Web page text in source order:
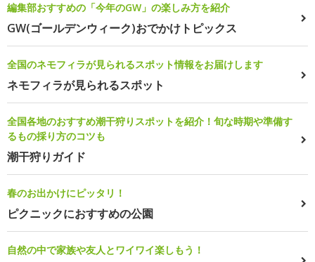
編集部おすすめの「今年のGW」の楽しみ方を紹介
GW(ゴールデンウィーク)おでかけトピックス
全国のネモフィラが見られるスポット情報をお届けします
ネモフィラが見られるスポット
全国各地のおすすめ潮干狩りスポットを紹介！旬な時期や準備す
るもの採り方のコツも
潮干狩りガイド
春のお出かけにピッタリ！
ピクニックにおすすめの公園
自然の中で家族や友人とワイワイ楽しもう！